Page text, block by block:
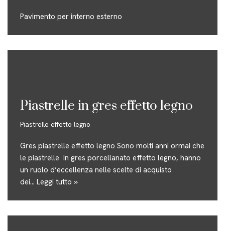
Pavimento per interno esterno
Piastrelle in gres effetto legno
Piastrelle effetto legno
Gres piastrelle effetto legno Sono molti anni ormai che
le piastrelle in gres porcellanato effetto legno, hanno
un ruolo d’eccellenza nelle scelte di acquisto
dei… Leggi tutto »